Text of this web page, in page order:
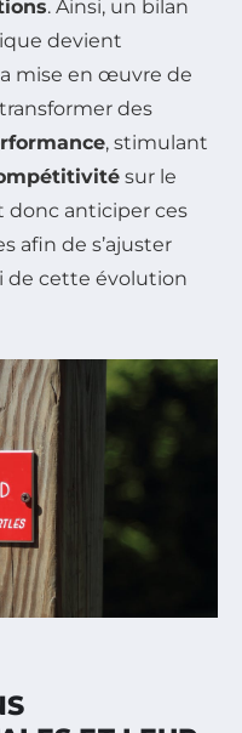
. Ainsi, un bilan
devient
mise en œuvre de
des
, stimulant
sur le
donc anticiper ces
afin de s’ajuster
de cette évolution